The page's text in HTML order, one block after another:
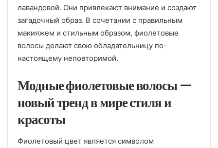
лавандовой. Они привлекают внимание и создают
загадочный образ. В сочетании с правильным
макияжем и стильным образом, фиолетовые
волосы делают свою обладательницу по-
настоящему неповторимой.
Модные фиолетовые волосы —
новый тренд в мире стиля и
красоты
Фиолетовый цвет является символом